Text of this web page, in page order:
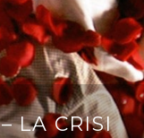
LA CRISI